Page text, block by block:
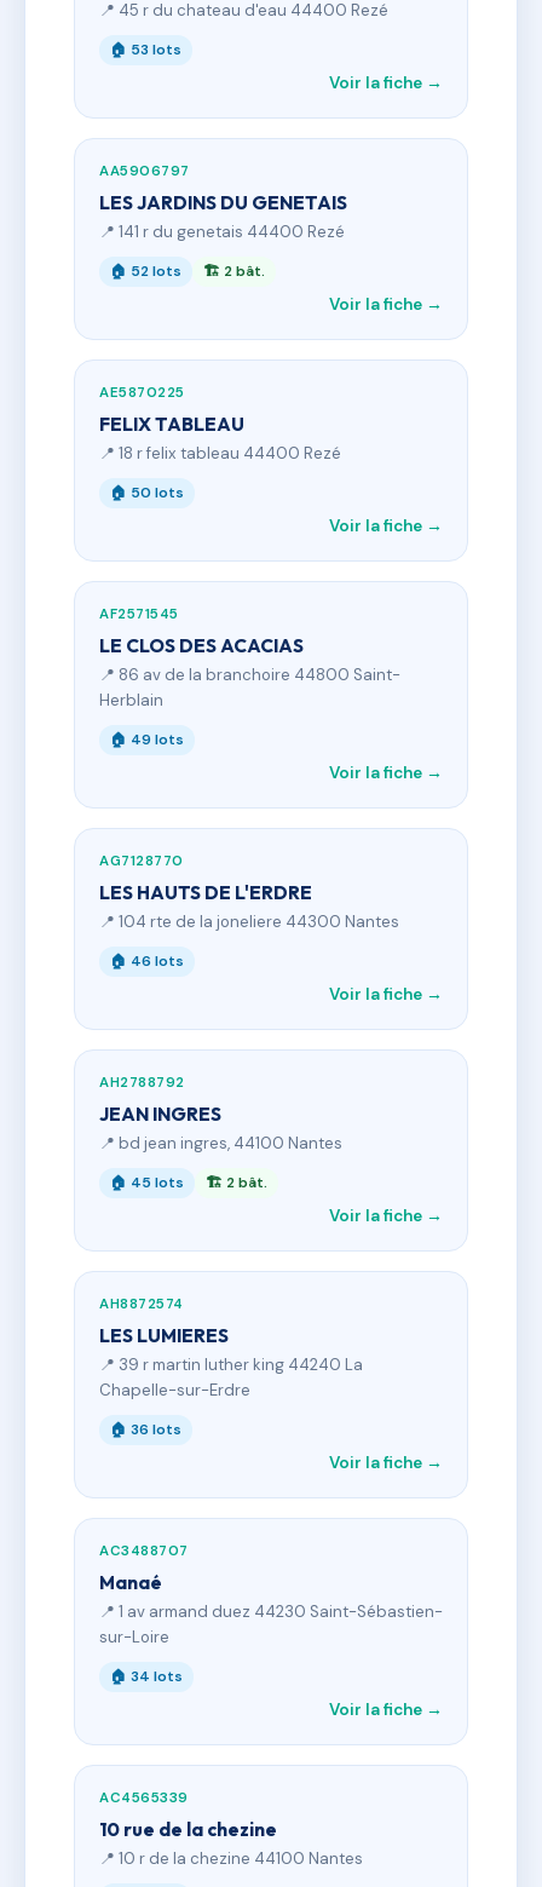
📍 45 r du chateau d'eau 44400 Rezé
🏠 53 lots
Voir la fiche →
AA5906797
LES JARDINS DU GENETAIS
📍 141 r du genetais 44400 Rezé
🏠 52 lots 🏗 2 bât.
Voir la fiche →
AE5870225
FELIX TABLEAU
📍 18 r felix tableau 44400 Rezé
🏠 50 lots
Voir la fiche →
AF2571545
LE CLOS DES ACACIAS
📍 86 av de la branchoire 44800 Saint-
Herblain
🏠 49 lots
Voir la fiche →
AG7128770
LES HAUTS DE L'ERDRE
📍 104 rte de la joneliere 44300 Nantes
🏠 46 lots
Voir la fiche →
AH2788792
JEAN INGRES
📍 bd jean ingres, 44100 Nantes
🏠 45 lots 🏗 2 bât.
Voir la fiche →
AH8872574
LES LUMIERES
📍 39 r martin luther king 44240 La
Chapelle-sur-Erdre
🏠 36 lots
Voir la fiche →
AC3488707
Manaé
📍 1 av armand duez 44230 Saint-Sébastien-
sur-Loire
🏠 34 lots
Voir la fiche →
AC4565339
10 rue de la chezine
📍 10 r de la chezine 44100 Nantes